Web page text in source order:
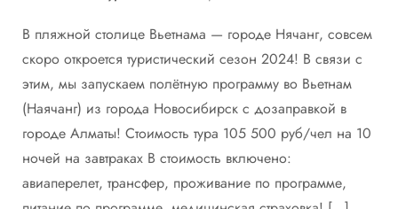
В пляжной столице Вьетнама — городе Нячанг, совсем
скоро откроется туристический сезон 2024! В связи с
этим, мы запускаем полётную программу во Вьетнам
(Наячанг) из города Новосибирск с дозаправкой в
городе Алматы! Стоимость тура 105 500 руб/чел на 10
ночей на завтраках В стоимость включено:
авиаперелет, трансфер, проживание по программе,